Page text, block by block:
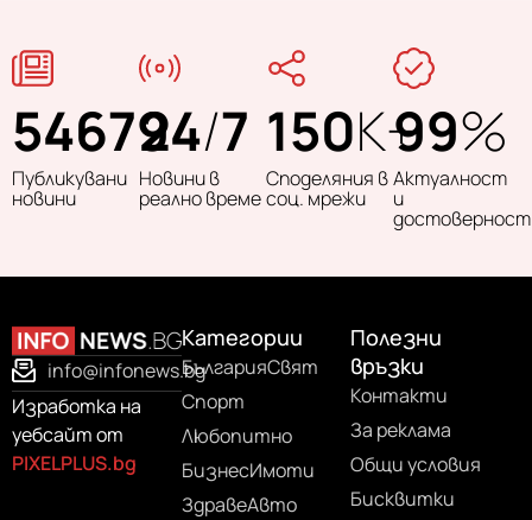
54679
Публикувани
новини
24/7
Новини в
реално време
150K+
Споделяния в
соц. мрежи
99%
Актуалност
и
достоверност
info@infonews.bg
Изработка на
уебсайт от
PIXELPLUS.bg
Категории
БългарияСвят
Спорт
Любопитно
БизнесИмоти
ЗдравеАвто
Полезни
връзки
Контакти
За реклама
Общи условия
Бисквитки